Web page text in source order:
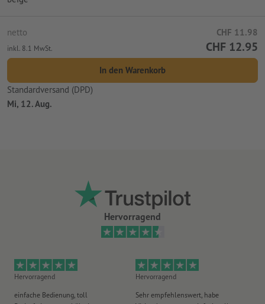
netto CHF 11.98
inkl. 8.1 MwSt. CHF 12.95
In den Warenkorb
Standardversand (DPD)
Mi, 12. Aug.
Hervorragend
Hervorragend
einfache Bedienung, toll
Hervorragend
Sehr empfehlenswert, habe